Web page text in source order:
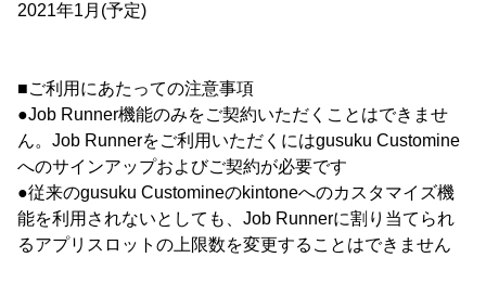
2021年1月(予定)
■ご利用にあたっての注意事項
●Job Runner機能のみをご契約いただくことはできませ
ん。Job Runnerをご利用いただくにはgusuku Customine
へのサインアップおよびご契約が必要です
●従来のgusuku Customineのkintoneへのカスタマイズ機
能を利用されないとしても、Job Runnerに割り当てられ
るアプリスロットの上限数を変更することはできません